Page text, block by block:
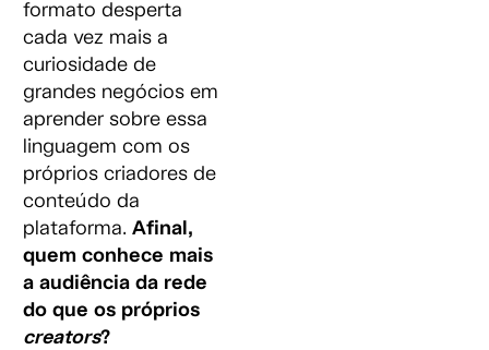
formato desperta
cada vez mais a
curiosidade de
grandes negócios em
aprender sobre essa
linguagem com os
próprios criadores de
conteúdo da
plataforma. Afinal,
quem conhece mais
a audiência da rede
do que os próprios
creators?